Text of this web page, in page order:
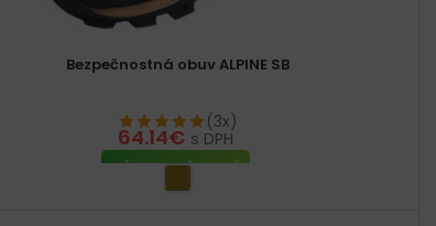
Bezpečnostná obuv ALPINE SB
(3x)
64.14€ s DPH
VÝBER MOŽNOSTÍ